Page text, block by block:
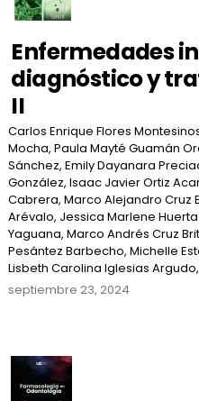
Enfermedades
diagnóstico y
II
Carlos Enrique Flores
Mocha, Paula Mayté Guamán
Sánchez, Emily Dayanara
González, Isaac Javier Ortiz
Cabrera, Marco Alejandro Cruz
Arévalo, Jessica Marlene
Yaguana, Marco Andrés Cruz
Pesántez Barbecho, Michelle
Lisbeth Carolina Iglesias
septiembre 23, 2024